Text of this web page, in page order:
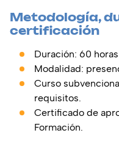
Metodología,
certificación
Duración: 60
Modalidad:
Curso
requisitos.
Certificado de
Formación.